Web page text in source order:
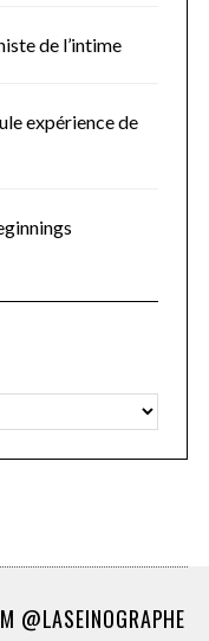
de l’intime
expérience de
@LASEINOGRAPHE